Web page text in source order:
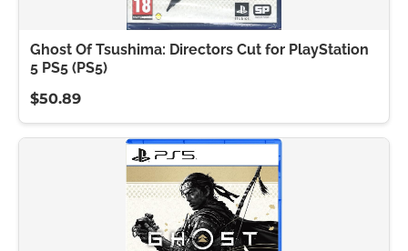
Ghost Of Tsushima: Directors Cut for PlayStation
5 PS5 (PS5)
$50.89